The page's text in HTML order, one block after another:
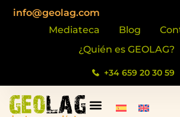
info@geolag.com
Mediateca
Blog
¿Quién es GEOLAG?
+34 659 20 30 59